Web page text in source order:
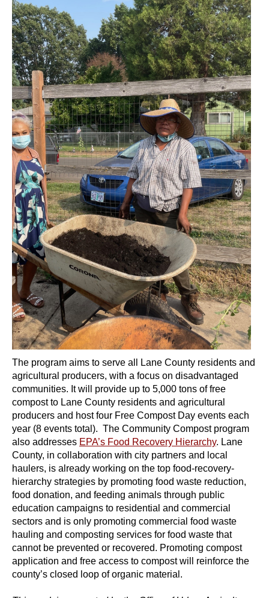
The program aims to serve all Lane County residents and
agricultural producers, with a focus on disadvantaged
communities. It will provide up to 5,000 tons of free
compost to Lane County residents and agricultural
producers and host four Free Compost Day events each
year (8 events total). The Community Compost program
also addresses EPA’s Food Recovery Hierarchy. Lane
County, in collaboration with city partners and local
haulers, is already working on the top food-recovery-
hierarchy strategies by promoting food waste reduction,
food donation, and feeding animals through public
education campaigns to residential and commercial
sectors and is only promoting commercial food waste
hauling and composting services for food waste that
cannot be prevented or recovered. Promoting compost
application and free access to compost will reinforce the
county’s closed loop of organic material.